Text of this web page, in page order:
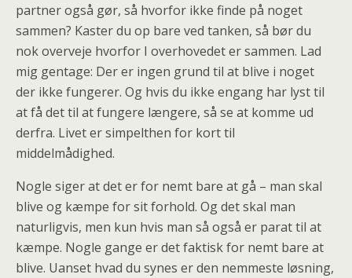
partner også gør, så hvorfor ikke finde på noget
sammen? Kaster du op bare ved tanken, så bør du
nok overveje hvorfor I overhovedet er sammen. Lad
mig gentage: Der er ingen grund til at blive i noget
der ikke fungerer. Og hvis du ikke engang har lyst til
at få det til at fungere længere, så se at komme ud
derfra. Livet er simpelthen for kort til
middelmådighed.
Nogle siger at det er for nemt bare at gå – man skal
blive og kæmpe for sit forhold. Og det skal man
naturligvis, men kun hvis man så også er parat til at
kæmpe. Nogle gange er det faktisk for nemt bare at
blive. Uanset hvad du synes er den nemmeste løsning,